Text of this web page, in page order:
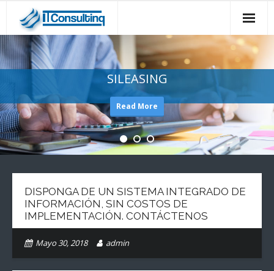
Inicio
Productos y Servicios
Casos de Éxito
Alianzas
Contáctenos
SILEASING
Read More
DISPONGA DE UN SISTEMA INTEGRADO DE
INFORMACIÓN, SIN COSTOS DE
IMPLEMENTACIÓN. CONTÁCTENOS
Mayo 30, 2018 admin